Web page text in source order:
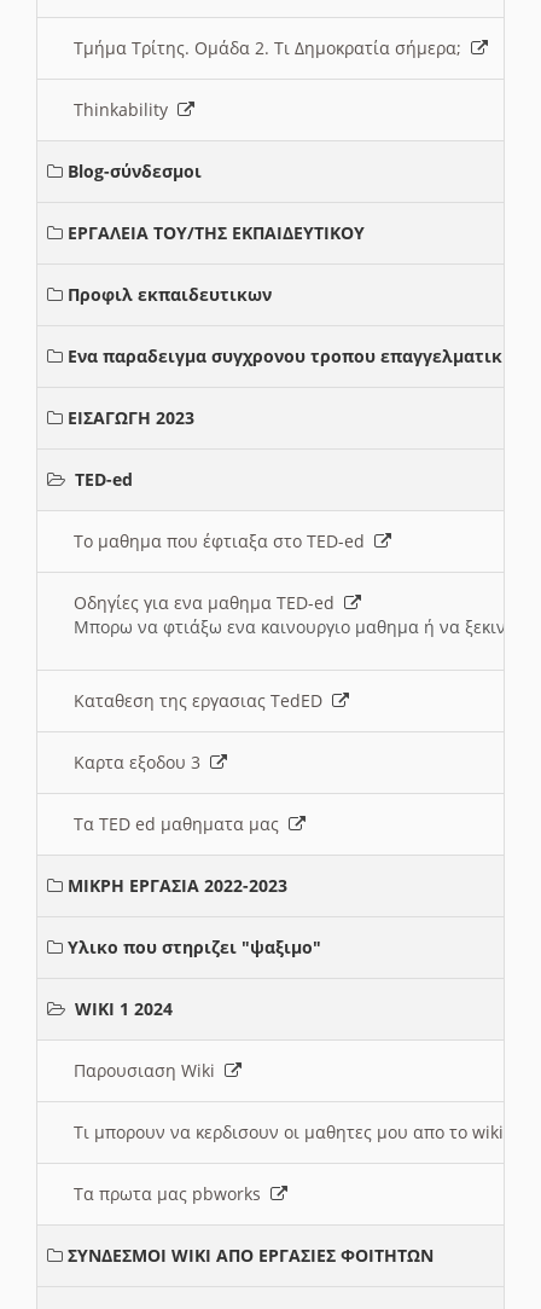
Τμήμα Τρίτης. Ομάδα 2. Τι Δημοκρατία σήμερα;
Thinkability
Blog-σύνδεσμοι
ΕΡΓΑΛΕΙΑ ΤΟΥ/ΤΗΣ ΕΚΠΑΙΔΕΥΤΙΚΟΥ
Προφιλ εκπαιδευτικων
Ενα παραδειγμα συγχρονου τροπου επαγγελματικης
ΕΙΣΑΓΩΓΗ 2023
TED-ed
Το μαθημα που έφτιαξα στο TED-ed
Οδηγίες για ενα μαθημα TED-ed
Μπορω να φτιάξω ενα καινουργιο μαθημα ή να
Καταθεση της εργασιας TedED
Καρτα εξοδου 3
Τα TED ed μαθηματα μας
ΜΙΚΡΗ ΕΡΓΑΣΙΑ 2022-2023
Υλικο που στηριζει "ψαξιμο"
WIKI 1 2024
Παρουσιαση Wiki
Τι μπορουν να κερδισουν οι μαθητες μου απο το wiki
Τα πρωτα μας pbworks
ΣΥΝΔΕΣΜΟΙ WIKI ΑΠΟ ΕΡΓΑΣΙΕΣ ΦΟΙΤΗΤΩΝ